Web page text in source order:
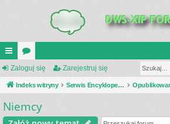
UI
C
K
_L
or
a
Zaloguj się Zarejestruj się
Indeks witryny Serwis Encyklopedia Uzbrojenia
Niemcy